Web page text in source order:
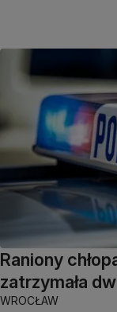
Raniony
zatrzymała
WROCŁAW